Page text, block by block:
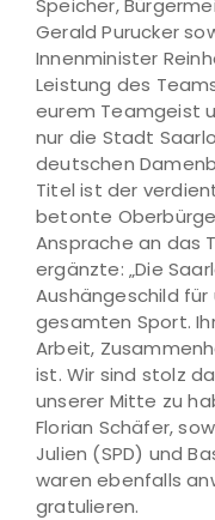
Speicher,
Gerald Purucker
Innenminister
Leistung des
eurem Teamgeist
nur die Stadt
deutschen
Titel ist der
betonte
Ansprache an das
ergänzte: „Die
Aushängeschild
gesamten Sport.
Arbeit,
ist. Wir sind stolz
unserer Mitte zu
Florian Schäfer,
Julien (SPD) und
waren ebenfalls
gratulieren.